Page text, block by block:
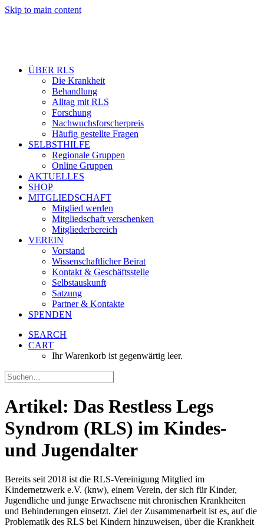
Skip to main content
ÜBER RLS
Die Krankheit
Behandlung
Alltag mit RLS
Forschung
Nachwuchsforscherpreis
Häufig gestellte Fragen
SELBSTHILFE
Regionale Gruppen
Online Gruppen
AKTUELLES
SHOP
MITGLIEDSCHAFT
Mitglied werden
Mitgliedschaft verschenken
Mitgliederbereich
VEREIN
Vorstand
Wissenschaftlicher Beirat
Kontakt & Geschäftsstelle
Selbstauskunft
Satzung
Partner & Kontakte
SPENDEN
SEARCH
CART
Ihr Warenkorb ist gegenwärtig leer.
Artikel: Das Restless Legs
Syndrom (RLS) im Kindes-
und Jugendalter
Bereits seit 2018 ist die RLS-Vereinigung Mitglied im
Kindernetzwerk e.V. (knw), einem Verein, der sich für Kinder,
Jugendliche und junge Erwachsene mit chronischen Krankheiten
und Behinderungen einsetzt. Ziel der Zusammenarbeit ist es, auf die
Problematik des RLS bei Kindern hinzuweisen, über die Krankheit